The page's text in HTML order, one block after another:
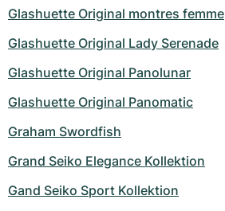
Glashuette Original montres femme
Glashuette Original Lady Serenade
Glashuette Original Panolunar
Glashuette Original Panomatic
Graham Swordfish
Grand Seiko Elegance Kollektion
Gand Seiko Sport Kollektion